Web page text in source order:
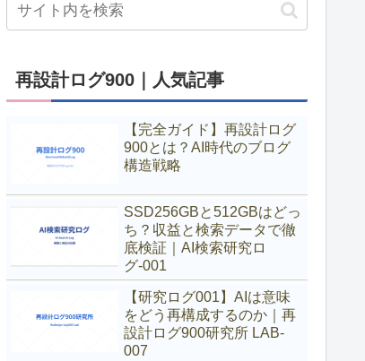
再設計ログ900｜人気記事
【完全ガイド】再設計ログ
900とは？AI時代のブログ
構造戦略
SSD256GBと512GBはどっ
ち？収益と検索データで徹
底検証｜AI検索研究ロ
グ-001
【研究ログ001】AIは意味
をどう再構成するのか｜再
設計ログ900研究所 LAB-
007